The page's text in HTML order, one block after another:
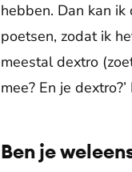
hebben. Dan kan
poetsen, zodat ik
meestal dextro
mee? En je
Ben je